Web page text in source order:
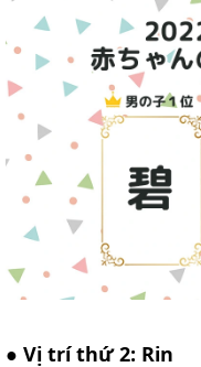
● Vị trí thứ 2: Rin